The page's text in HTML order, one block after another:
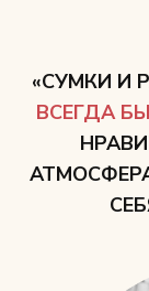
«СУМКИ И
ВСЕГДА